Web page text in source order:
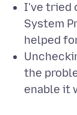
I've tried
System
helped
the
enable it